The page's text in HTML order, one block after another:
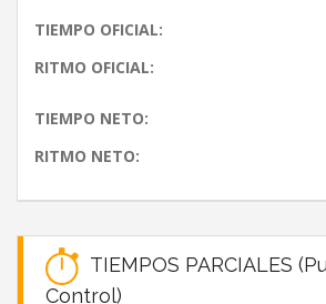
TIEMPO OFICIAL:
RITMO OFICIAL:
TIEMPO NETO:
RITMO NETO:
TIEMPOS PARCIALES
Control)